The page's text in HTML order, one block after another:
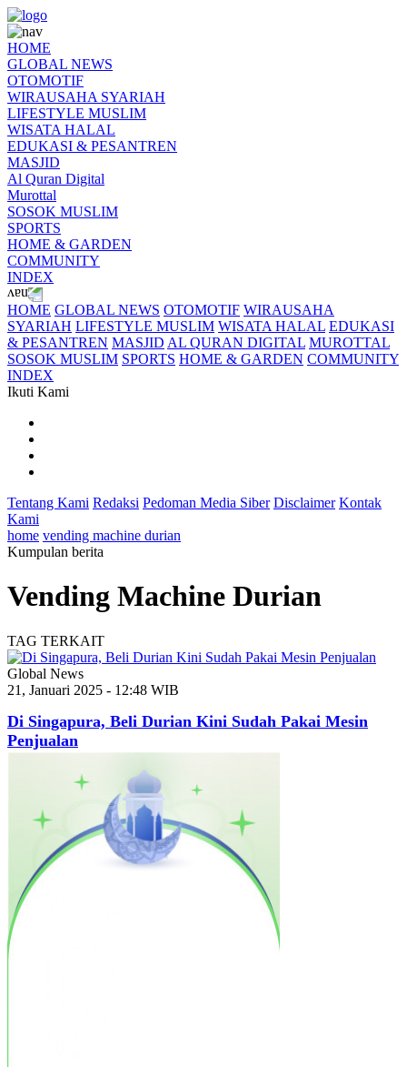
HOME
GLOBAL NEWS
OTOMOTIF
WIRAUSAHA SYARIAH
LIFESTYLE MUSLIM
WISATA HALAL
EDUKASI & PESANTREN
MASJID
Al Quran Digital
Murottal
SOSOK MUSLIM
SPORTS
HOME & GARDEN
COMMUNITY
INDEX
HOME GLOBAL NEWS OTOMOTIF WIRAUSAHA
SYARIAH LIFESTYLE MUSLIM WISATA HALAL EDUKASI
& PESANTREN MASJID AL QURAN DIGITAL MUROTTAL
SOSOK MUSLIM SPORTS HOME & GARDEN COMMUNITY
INDEX
Ikuti Kami
Tentang Kami Redaksi Pedoman Media Siber Disclaimer Kontak
Kami
home vending machine durian
Kumpulan berita
Vending Machine Durian
TAG TERKAIT
Global News
21, Januari 2025 - 12:48 WIB
Di Singapura, Beli Durian Kini Sudah Pakai Mesin
Penjualan